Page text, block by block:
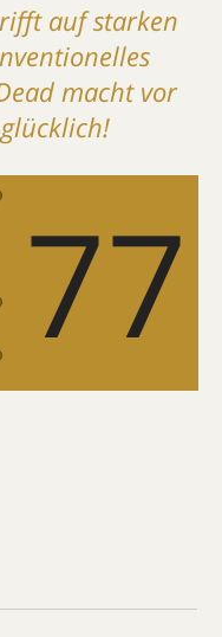
auf starken
macht vor
77